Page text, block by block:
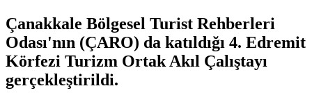
Çanakkale Bölgesel Turist Rehberleri
Odası'nın (ÇARO) da katıldığı 4. Edremit
Körfezi Turizm Ortak Akıl Çalıştayı
gerçekleştirildi.